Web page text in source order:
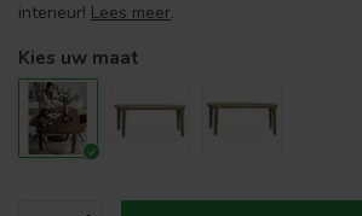
interieur! Lees meer.
Kies uw maat